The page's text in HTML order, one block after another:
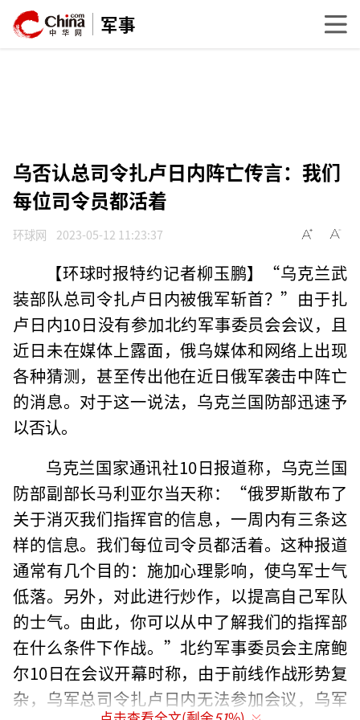
军事
乌否认总司令扎卢日内阵亡传言：我们
每位司令员都活着
环球网 2023-05-12 11:23:37
【环球时报特约记者柳玉鹏】“乌克兰武
装部队总司令扎卢日内被俄军斩首？”由于扎
卢日内10日没有参加北约军事委员会会议，且
近日未在媒体上露面，俄乌媒体和网络上出现
各种猜测，甚至传出他在近日俄军袭击中阵亡
的消息。对于这一说法，乌克兰国防部迅速予
以否认。
乌克兰国家通讯社10日报道称，乌克兰国
防部副部长马利亚尔当天称：“俄罗斯散布了
关于消灭我们指挥官的信息，一周内有三条这
样的信息。我们每位司令员都活着。这种报道
通常有几个目的：施加心理影响，使乌军士气
低落。另外，对此进行炒作，以提高自己军队
的士气。由此，你可以从中了解我们的指挥部
在什么条件下作战。”北约军事委员会主席鲍
尔10日在会议开幕时称，由于前线作战形势复
杂，乌军总司令扎卢日内无法参加会议，乌军